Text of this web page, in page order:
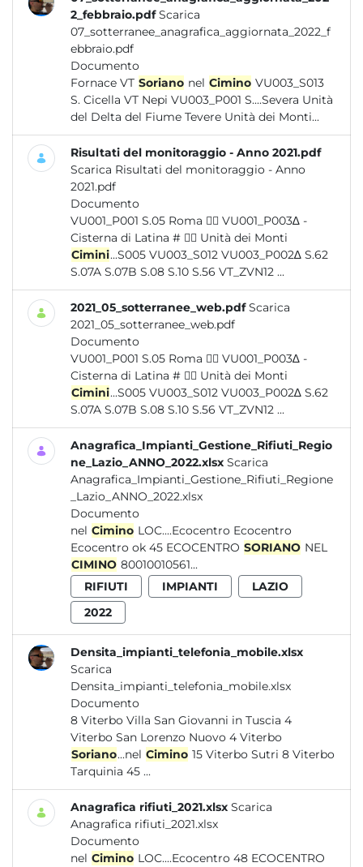
2_febbraio.pdf Scarica
07_sotterranee_anagrafica_aggiornata_2022_f
ebbraio.pdf
Documento
Fornace VT Soriano nel Cimino VU003_S013
S. Cicella VT Nepi VU003_P001 S....Severa Unità
del Delta del Fiume Tevere Unità dei Monti...
Risultati del monitoraggio - Anno 2021.pdf
Scarica Risultati del monitoraggio - Anno
2021.pdf
Documento
VU001_P001 S.05 Roma  VU001_P003∆ -
Cisterna di Latina #  Unità dei Monti
Cimini...S005 VU003_S012 VU003_P002∆ S.62
S.07A S.07B S.08 S.10 S.56 VT_ZVN12 ...
2021_05_sotterranee_web.pdf Scarica
2021_05_sotterranee_web.pdf
Documento
VU001_P001 S.05 Roma  VU001_P003∆ -
Cisterna di Latina #  Unità dei Monti
Cimini...S005 VU003_S012 VU003_P002∆ S.62
S.07A S.07B S.08 S.10 S.56 VT_ZVN12 ...
Anagrafica_Impianti_Gestione_Rifiuti_Regio
ne_Lazio_ANNO_2022.xlsx Scarica
Anagrafica_Impianti_Gestione_Rifiuti_Regione
_Lazio_ANNO_2022.xlsx
Documento
nel Cimino LOC....Ecocentro Ecocentro
Ecocentro ok 45 ECOCENTRO SORIANO NEL
CIMINO 80010010561...
RIFIUTI
IMPIANTI
LAZIO
2022
Densita_impianti_telefonia_mobile.xlsx
Scarica
Densita_impianti_telefonia_mobile.xlsx
Documento
8 Viterbo Villa San Giovanni in Tuscia 4
Viterbo San Lorenzo Nuovo 4 Viterbo
Soriano...nel Cimino 15 Viterbo Sutri 8 Viterbo
Tarquinia 45 ...
Anagrafica rifiuti_2021.xlsx Scarica
Anagrafica rifiuti_2021.xlsx
Documento
nel Cimino
LOC....Ecocentro 48 ECOCENTRO